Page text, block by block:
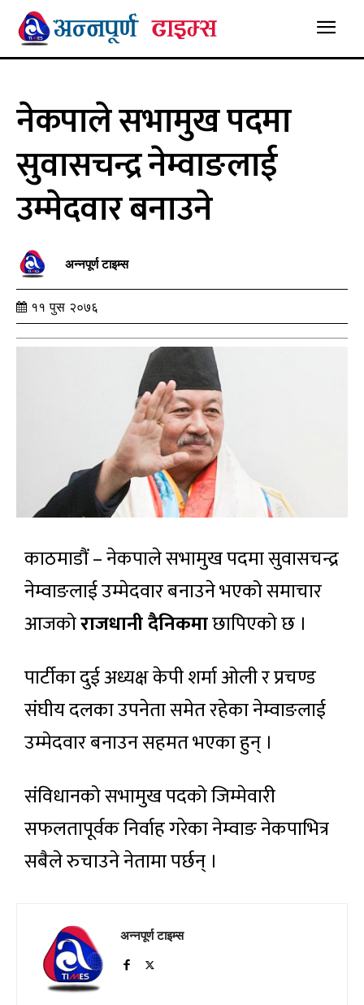
नेकपाले सभामुख पदमा
सुवासचन्द्र नेम्वाङलाई
उम्मेदवार बनाउने
अन्नपूर्ण टाइम्स
११ पुस २०७६
काठमाडौं – नेकपाले सभामुख पदमा सुवासचन्द्र
नेम्वाङलाई उम्मेदवार बनाउने भएको समाचार
आजकोराजधानी दैनिकमाछापिएको छ ।
पार्टीका दुई अध्यक्ष केपी शर्मा ओली र प्रचण्ड
संघीय दलका उपनेता समेत रहेका नेम्वाङलाई
उम्मेदवार बनाउन सहमत भएका हुन् ।
संविधानको सभामुख पदको जिम्मेवारी
सफलतापूर्वक निर्वाह गरेका नेम्वाङ नेकपाभित्र
सबैले रुचाउने नेतामा पर्छन् ।
अन्नपूर्ण टाइम्स